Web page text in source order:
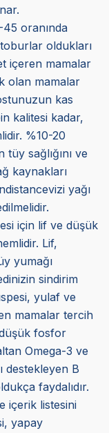
oranında
oldukları
içeren mamalar
olan mamalar
kas
kalitesi kadar,
%10-20
sağlığını ve
kaynakları
yağı
için lif ve düşük
Lif,
yumağı
sindirim
yulaf ve
mamalar tercih
düşük fosfor
Omega-3 ve
destekleyen B
faydalıdır.
içerik listesini
yapay